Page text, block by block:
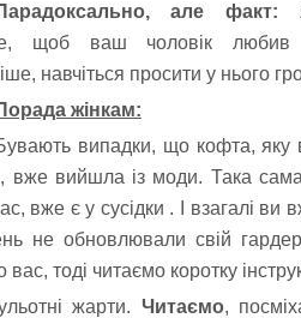
але факт:
щоб ваш чоловік
навчіться просити у нього
жінкам:
випадки, що кофта, яку
вже вийшла із моди. Така
вже є у сусідки . І взагалі ви
не обновлювали свій
вас, тоді читаємо коротку
жарти. Читаємо,